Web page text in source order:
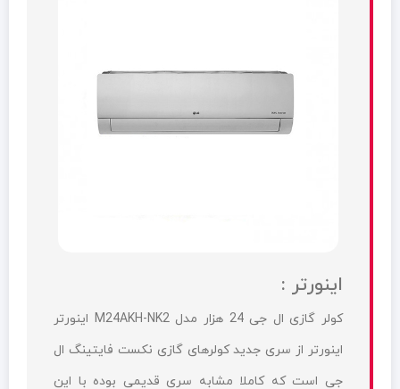
اینورتر :
کولر گازی ال جی 24 هزار مدل M24AKH-NK2 اینورتر
اینورتر از سری جدید کولرهای گازی نکست فایتینگ ال
جی است که کاملا مشابه سری قدیمی بوده با این